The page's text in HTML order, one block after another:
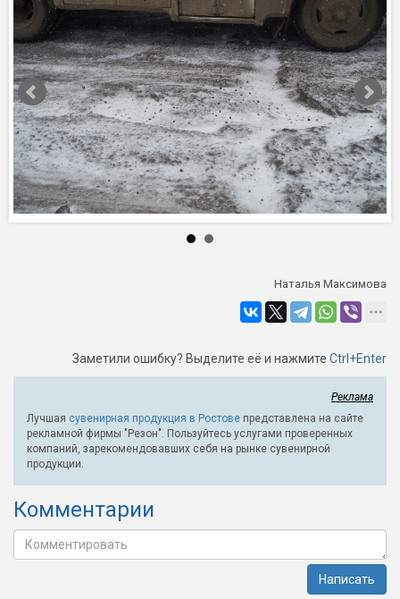
Наталья Максимова
Заметили ошибку? Выделите её и нажмите Ctrl+Enter
Реклама
Лучшая сувенирная продукция в Ростове представлена на сайте
рекламной фирмы "Резон". Пользуйтесь услугами проверенных
компаний, зарекомендовавших себя на рынке сувенирной
продукции.
Комментарии
Написать